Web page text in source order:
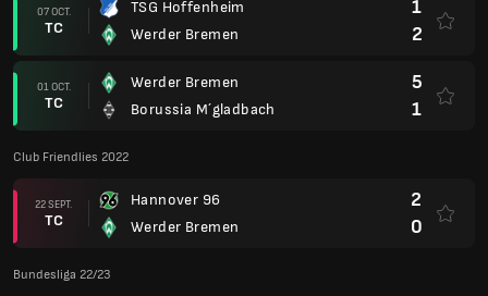
07 OCT.
TC
TSG Hoffenheim
Werder Bremen
1
2
01 OCT.
TC
Werder Bremen
Borussia M´gladbach
5
1
Club Friendlies 2022
22 SEPT.
TC
Hannover 96
Werder Bremen
2
0
Bundesliga 22/23